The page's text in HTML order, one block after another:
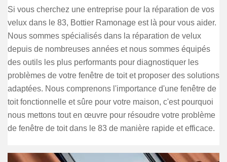
Si vous cherchez une entreprise pour la réparation de vos
velux dans le 83, Bottier Ramonage est là pour vous aider.
Nous sommes spécialisés dans la réparation de velux
depuis de nombreuses années et nous sommes équipés
des outils les plus performants pour diagnostiquer les
problèmes de votre fenêtre de toit et proposer des solutions
adaptées. Nous comprenons l'importance d'une fenêtre de
toit fonctionnelle et sûre pour votre maison, c'est pourquoi
nous mettons tout en œuvre pour résoudre votre problème
de fenêtre de toit dans le 83 de manière rapide et efficace.